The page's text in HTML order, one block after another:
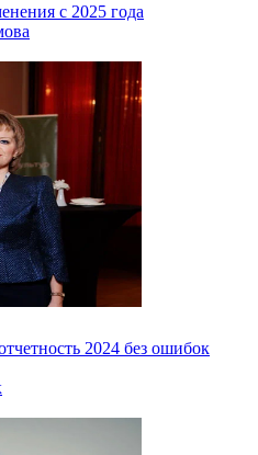
с 2025 года
2024 без ошибок